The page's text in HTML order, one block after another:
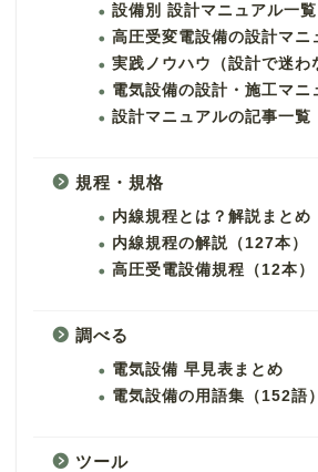
設備別 設計マニュアル一覧
高圧受変電設備の設計マニ
実践ノウハウ（設計で迷わ
電気設備の設計・施工マニ
設計マニュアルの記事一覧
規程・規格
内線規程とは？解説まとめ
内線規程の解説（127本）
高圧受電設備規程（12本）
調べる
電気設備 早見表まとめ
電気設備の用語集（152語）
ツール